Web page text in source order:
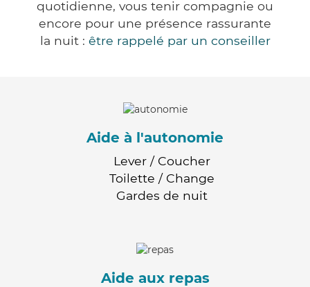
quotidienne, vous tenir compagnie ou
encore pour une présence rassurante
la nuit : être rappelé par un conseiller
Aide à l'autonomie
Lever / Coucher
Toilette / Change
Gardes de nuit
Aide aux repas